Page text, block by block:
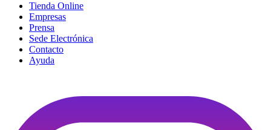
Tienda Online
Empresas
Prensa
Sede Electrónica
Contacto
Ayuda